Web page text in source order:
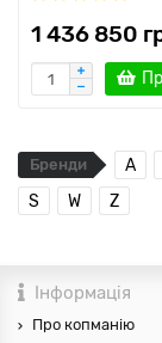
1 436 850
Бренди A
S
W Z
Інформація
Про копманію